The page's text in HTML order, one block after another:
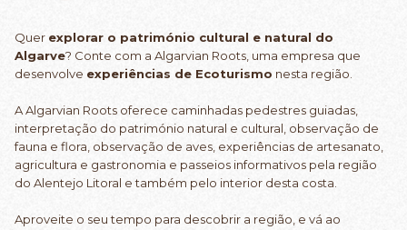
Quer explorar o património cultural e natural do
Algarve? Conte com a Algarvian Roots, uma empresa que
desenvolve experiências de Ecoturismo nesta região.
A Algarvian Roots oferece caminhadas pedestres guiadas,
interpretação do património natural e cultural, observação de
fauna e flora, observação de aves, experiências de artesanato,
agricultura e gastronomia e passeios informativos pela região
do Alentejo Litoral e também pelo interior desta costa.
Aproveite o seu tempo para descobrir a região, e vá ao